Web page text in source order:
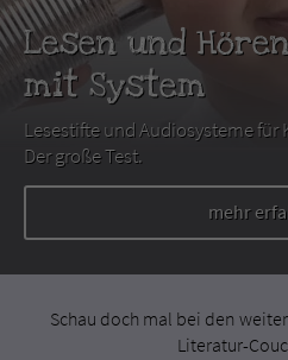
Lesen und
mit System
Lesestifte und Audiosysteme für
Der große Test.
mehr
Schau doch mal bei den
Literatur-